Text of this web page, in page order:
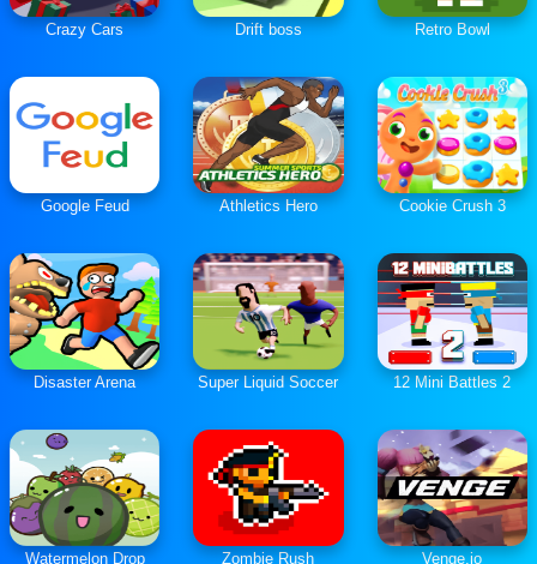
Crazy Cars Drift boss Retro Bowl
Google Feud Athletics Hero Cookie Crush 3
Disaster Arena Super Liquid Soccer 12 Mini Battles 2
Watermelon Drop Zombie Rush Venge.io